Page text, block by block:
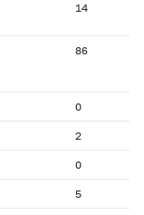
14
86
0
2
0
5